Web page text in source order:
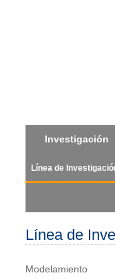
Investigación
Línea de
Línea de
Modelamiento